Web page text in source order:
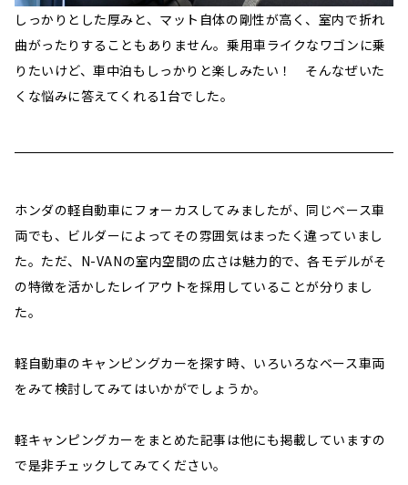
しっかりとした厚みと、マット自体の剛性が高く、室内で折れ
曲がったりすることもありません。乗用車ライクなワゴンに乗
りたいけど、車中泊もしっかりと楽しみたい！ そんなぜいた
くな悩みに答えてくれる1台でした。
ホンダの軽自動車にフォーカスしてみましたが、同じベース車
両でも、ビルダーによってその雰囲気はまったく違っていまし
た。ただ、N-VANの室内空間の広さは魅力的で、各モデルがそ
の特徴を活かしたレイアウトを採用していることが分りまし
た。
軽自動車のキャンピングカーを探す時、いろいろなベース車両
をみて検討してみてはいかがでしょうか。
軽キャンピングカーをまとめた記事は他にも掲載していますの
で是非チェックしてみてください。